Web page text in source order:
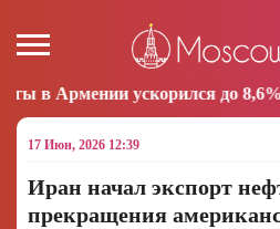
до 8,6%: ЕАБР 16:38
17 Июн, 2026 12:39
Иран начал экспорт
прекращения